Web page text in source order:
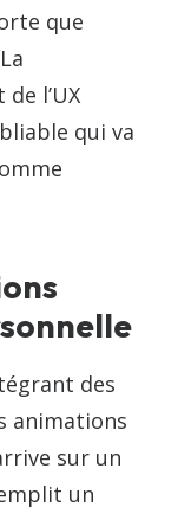
que
l’UX
qui va
des
animations
sur un
un